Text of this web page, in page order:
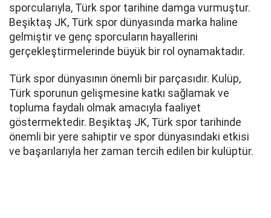
sporcularıyla, Türk spor tarihine damga vurmuştur.
Beşiktaş JK, Türk spor dünyasında marka haline
gelmiştir ve genç sporcuların hayallerini
gerçekleştirmelerinde büyük bir rol oynamaktadır.
Türk spor dünyasının önemli bir parçasıdır. Kulüp,
Türk sporunun gelişmesine katkı sağlamak ve
topluma faydalı olmak amacıyla faaliyet
göstermektedir. Beşiktaş JK, Türk spor tarihinde
önemli bir yere sahiptir ve spor dünyasındaki etkisi
ve başarılarıyla her zaman tercih edilen bir kulüptür.